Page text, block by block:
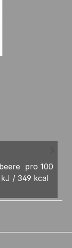
pro 100
/ 349 kcal